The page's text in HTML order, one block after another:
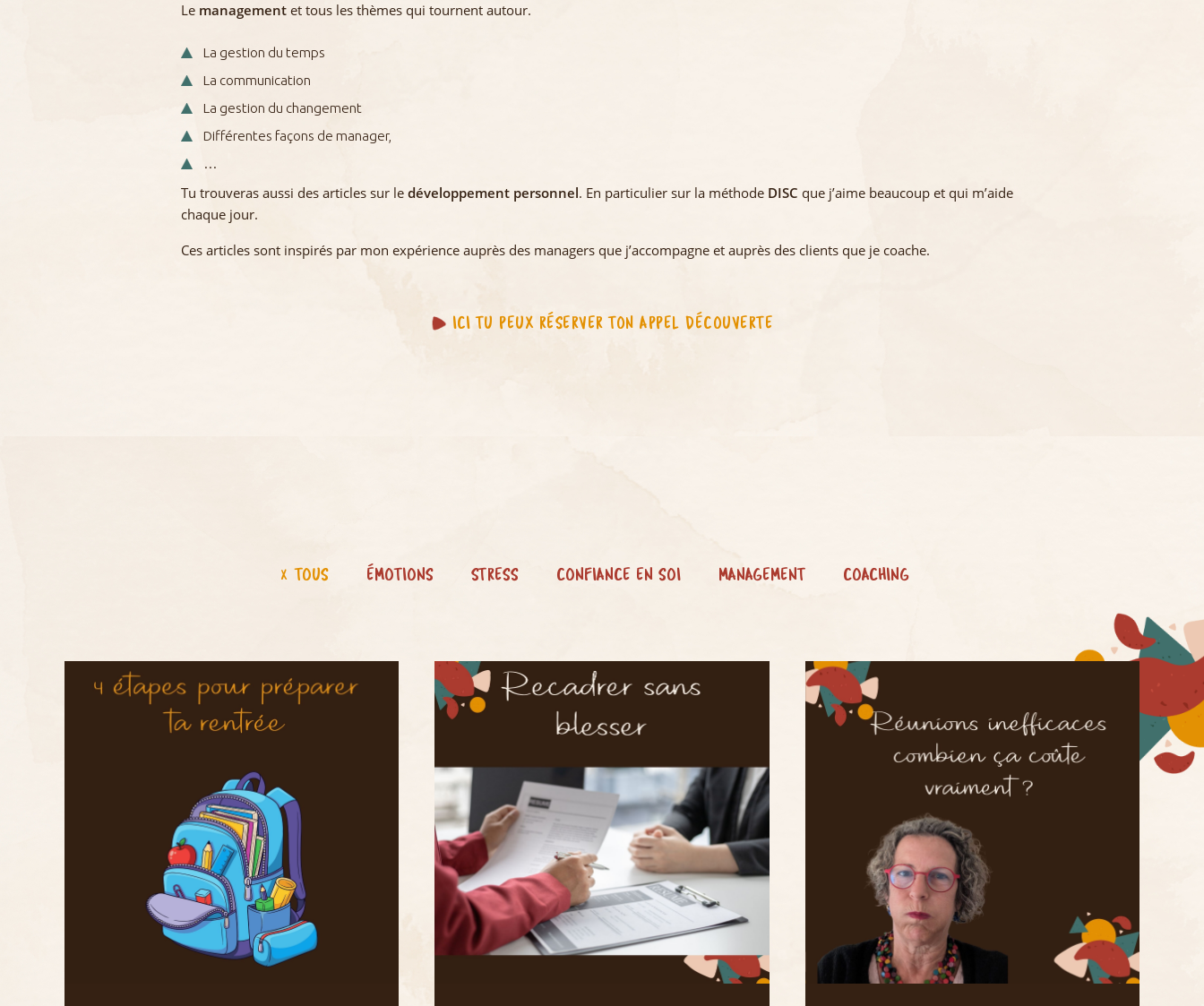
Le management et tous les thèmes qui tournent autour.
La gestion du temps
La communication
La gestion du changement
Différentes façons de manager,
…
Tu trouveras aussi des articles sur le développement personnel. En particulier sur la méthode DISC que j’aime beaucoup et qui m’aide
chaque jour.
Ces articles sont inspirés par mon expérience auprès des managers que j’accompagne et auprès des clients que je coache.
ICI TU PEUX RÉSERVER TON APPEL DÉCOUVERTE
TOUS ÉMOTIONS STRESS CONFIANCE EN SOI MANAGEMENT COACHING